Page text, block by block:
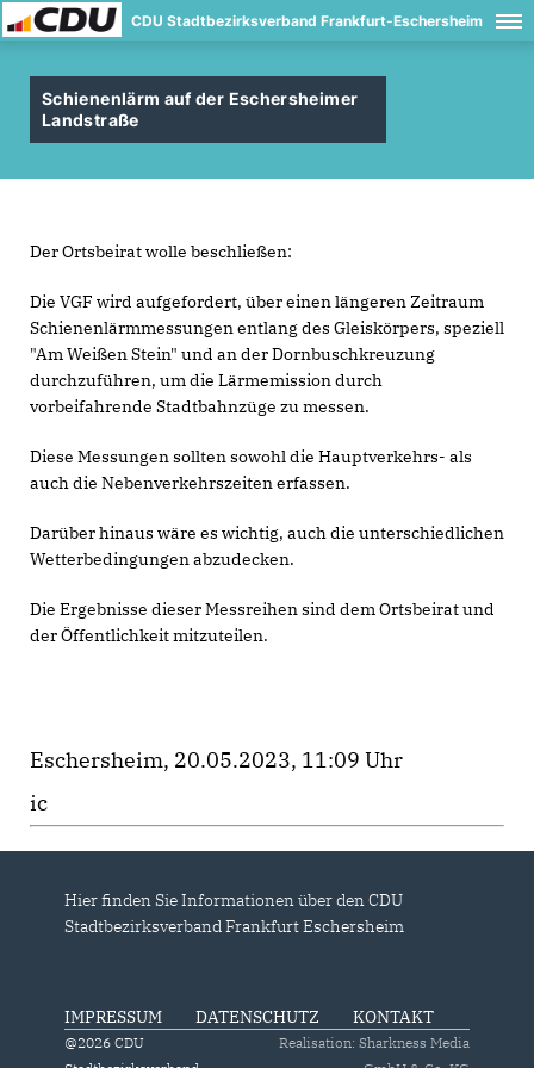
CDU Stadtbezirksverband Frankfurt-Eschersheim
Schienenlärm auf der Eschersheimer
Landstraße
Der Ortsbeirat wolle beschließen:
Die VGF wird aufgefordert, über einen längeren Zeitraum
Schienenlärmmessungen entlang des Gleiskörpers, speziell
"Am Weißen Stein" und an der Dornbuschkreuzung
durchzuführen, um die Lärmemission durch
vorbeifahrende Stadtbahnzüge zu messen.
Diese Messungen sollten sowohl die Hauptverkehrs- als
auch die Nebenverkehrszeiten erfassen.
Darüber hinaus wäre es wichtig, auch die unterschiedlichen
Wetterbedingungen abzudecken.
Die Ergebnisse dieser Messreihen sind dem Ortsbeirat und
der Öffentlichkeit mitzuteilen.
Eschersheim, 20.05.2023, 11:09 Uhr
ic
Hier finden Sie Informationen über den CDU
Stadtbezirksverband Frankfurt Eschersheim
IMPRESSUM DATENSCHUTZ KONTAKT
@2026 CDU
Realisation: Sharkness Media